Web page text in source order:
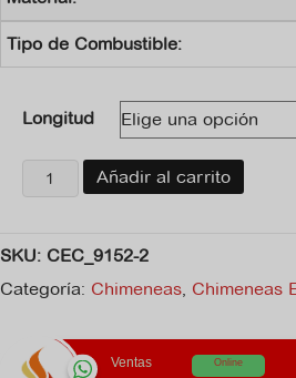
Tipo de Combustible:
Longitud
Chimenea
eléctrica
cantidad
Añadir al carrito
SKU: CEC_9152-2
Categoría: Chimeneas, Chimeneas
Ventas Online